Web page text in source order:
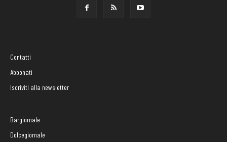
Contatti
Abbonati
Iscriviti alla newsletter
Bargiornale
Dolcegiornale